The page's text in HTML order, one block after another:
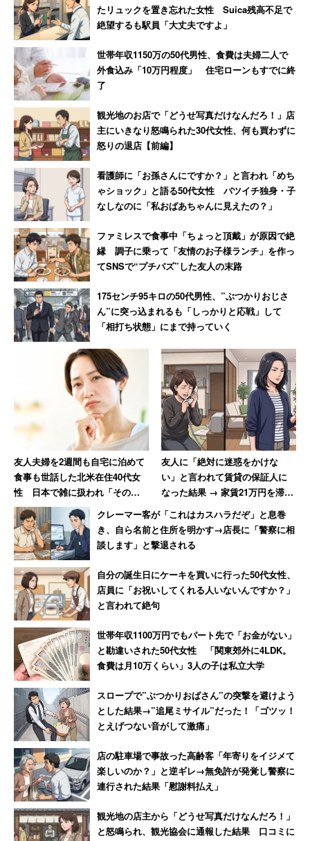
たリュックを置き忘れた女性 Suica残高不足で
絶望するも駅員「大丈夫ですよ」
世帯年収1150万の50代男性、食費は夫婦二人で
外食込み「10万円程度」 住宅ローンもすでに終
了
観光地のお店で「どうせ写真だけなんだろ！」店
主にいきなり怒鳴られた30代女性、何も買わずに
怒りの退店【前編】
看護師に「お孫さんにですか？」と言われ「めち
ゃショック」と語る50代女性 バツイチ独身・子
なしなのに「私おばあちゃんに見えたの？」
ファミレスで食事中「ちょっと頂戴」が原因で絶
縁 調子に乗って「友情のお子様ランチ」を作っ
てSNSで“プチバズ”した友人の末路
175センチ95キロの50代男性、”ぶつかりおじさ
ん”に突っ込まれるも「しっかりと応戦」して
「相打ち状態」にまで持っていく
友人夫婦を2週間も自宅に泊めて
食事も世話した北米在住40代女
性 日本で雑に扱われ「その後
は一切関わっていません」と絶
縁
友人に「絶対に迷惑をかけな
い」と言われて賃貸の保証人に
なった結果 → 家賃21万円を滞
て絶縁した女性
クレーマー客が「これはカスハラだぞ」と息巻
き、自ら名前と住所を明かす→店長に「警察に相
談します」と撃退される
自分の誕生日にケーキを買いに行った50代女性、
店員に「お祝いしてくれる人いないんですか？」
と言われて絶句
世帯年収1100万円でもパート先で「お金がない」
と勘違いされた50代女性 「関東郊外に4LDK。
食費は月10万くらい」3人の子は私立大学
スロープで”ぶつかりおばさん”の突撃を避けよう
とした結果→”追尾ミサイル”だった！「ゴツッ！
とえげつない音がして激痛」
店の駐車場で事故った高齢客「年寄りをイジメて
楽しいのか？」と逆ギレ→無免許が発覚し警察に
連行された結果「慰謝料払え」
観光地の店主から「どうせ写真だけなんだろ！」
と怒鳴られ、観光協会に通報した結果 口コミに